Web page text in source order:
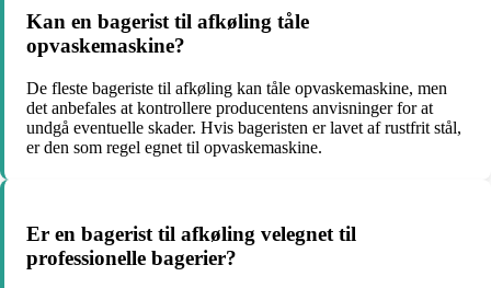
Kan en bagerist til afkøling tåle
opvaskemaskine?
De fleste bageriste til afkøling kan tåle opvaskemaskine, men
det anbefales at kontrollere producentens anvisninger for at
undgå eventuelle skader. Hvis bageristen er lavet af rustfrit stål,
er den som regel egnet til opvaskemaskine.
Er en bagerist til afkøling velegnet til
professionelle bagerier?